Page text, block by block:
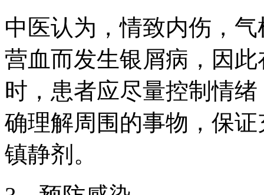
中医认为，情致内伤，
营血而发生银屑病，因
时，患者应尽量控制情
确理解周围的事物，保
镇静剂。